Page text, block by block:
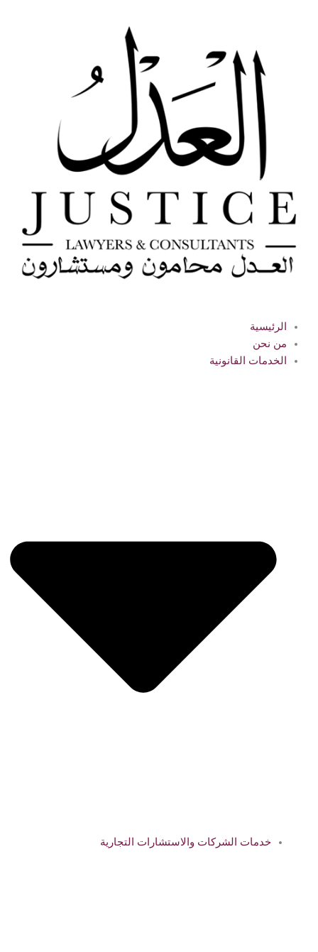
الرئيسية
من نحن
الخدمات القانونية
خدمات الشركات والاستشارات التجارية